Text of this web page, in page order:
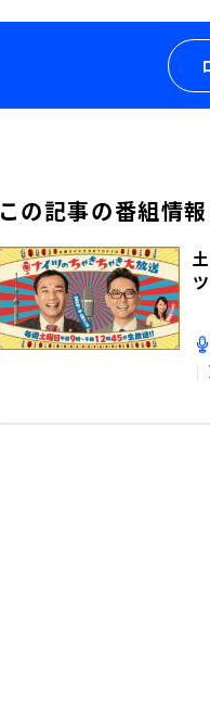
この記事の番組情報